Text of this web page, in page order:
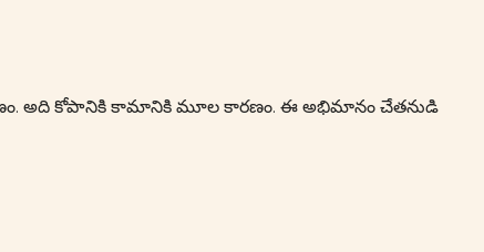
అది కోపానికి కామానికి మూల కారణం. ఈ అభిమానం చేతనుడి